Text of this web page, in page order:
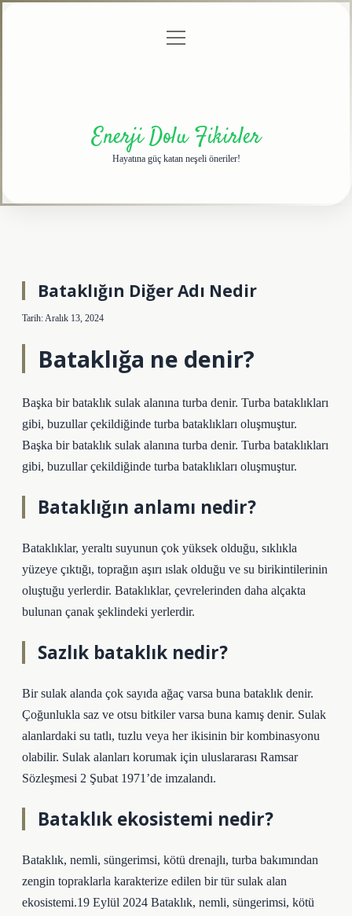
menüyü
Enerji Dolu Fikirler
Hayatına güç katan neşeli öneriler!
Bataklığın Diğer Adı Nedir
Tarih: Aralık 13, 2024
Bataklığa ne denir?
Başka bir bataklık sulak alanına turba denir. Turba bataklıkları
gibi, buzullar çekildiğinde turba bataklıkları oluşmuştur.
Başka bir bataklık sulak alanına turba denir. Turba bataklıkları
gibi, buzullar çekildiğinde turba bataklıkları oluşmuştur.
Bataklığın anlamı nedir?
Bataklıklar, yeraltı suyunun çok yüksek olduğu, sıklıkla
yüzeye çıktığı, toprağın aşırı ıslak olduğu ve su birikintilerinin
oluştuğu yerlerdir. Bataklıklar, çevrelerinden daha alçakta
bulunan çanak şeklindeki yerlerdir.
Sazlık bataklık nedir?
Bir sulak alanda çok sayıda ağaç varsa buna bataklık denir.
Çoğunlukla saz ve otsu bitkiler varsa buna kamış denir. Sulak
alanlardaki su tatlı, tuzlu veya her ikisinin bir kombinasyonu
olabilir. Sulak alanları korumak için uluslararası Ramsar
Sözleşmesi 2 Şubat 1971’de imzalandı.
Bataklık ekosistemi nedir?
Bataklık, nemli, süngerimsi, kötü drenajlı, turba bakımından
zengin topraklarla karakterize edilen bir tür sulak alan
ekosistemi.19 Eylül 2024 Bataklık, nemli, süngerimsi, kötü